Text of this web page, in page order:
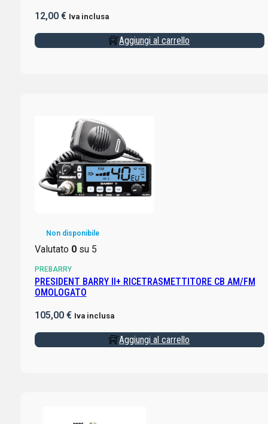
12,00 € Iva inclusa
Aggiungi al carrello
Non disponibile
Valutato 0su 5
PREBARRY
PRESIDENT BARRY II+ RICETRASMETTITORE CB AM/FM
OMOLOGATO
105,00 € Iva inclusa
Aggiungi al carrello